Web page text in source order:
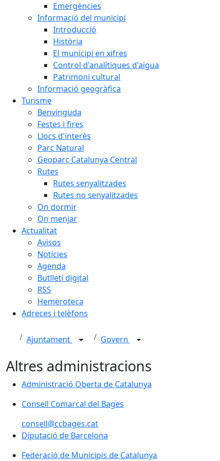
Emergències
Informació del municipi
Introducció
Història
El municipi en xifres
Control d'analítiques d'aigua
Patrimoni cultural
Informació geogràfica
Turisme
Benvinguda
Festes i fires
Llocs d'interès
Parc Natural
Geoparc Catalunya Central
Rutes
Rutes senyalitzades
Rutes no senyalitzades
On dormir
On menjar
Actualitat
Avisos
Notícies
Agenda
Butlletí digital
RSS
Hemeroteca
Adreces i telèfons
Ajuntament Govern
Altres administracions
Administració Oberta de Catalunya
Administració Oberta de Catalunya
Consell Comarcal del Bages
Consell Comarcal del Bages
consell@ccbages.cat
Diputació de Barcelona
Diputació de Barcelona
Federació de Municipis de Catalunya
Federació de Municipis de Catalunya